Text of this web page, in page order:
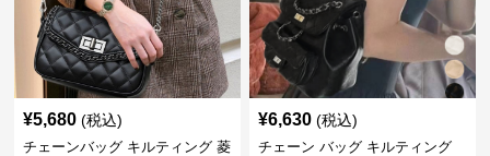
¥5,680 (税込)
チェーンバッグ キルティング 菱
¥6,630 (税込)
チェーン バッグ キルティング